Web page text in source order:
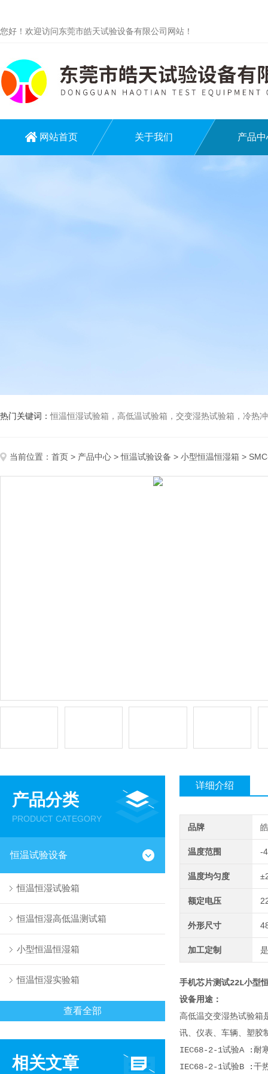
您好！欢迎访问东莞市皓天试验设备有限公司网站！
网站首页 关于我们 产品中
热门关键词：恒温恒湿试验箱，高低温试验箱，交变湿热试验箱，冷热冲击试验
当前位置： 首页 > 产品中心 >恒温试验设备 > 小型恒温恒湿箱 >
产品分类
PRODUCT CATEGORY
恒温试验设备
恒温恒湿试验箱
恒温恒湿高低温测试箱
小型恒温恒湿箱
恒温恒湿实验箱
查看全部
相关文章
详细介绍
品牌
温度范围 -
温度均匀度
额定电压
外形尺寸
加工定制
手机芯片测试22L小型
设备用途：
高低温交变湿热试验箱
讯、仪表、车辆、塑胶
IEC68-2-1试验A :耐
IEC68-2-1试验B :干